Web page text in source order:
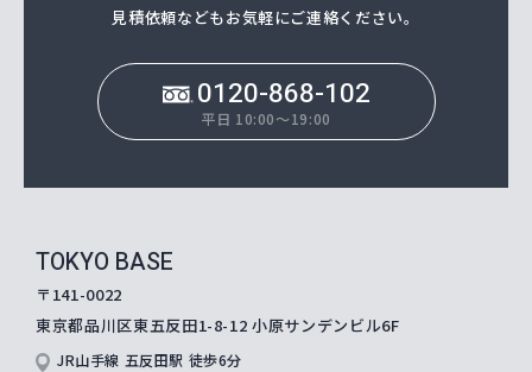
⾒積依頼などもお気軽にご連絡ください。
0120-868-102
平日 10:00～19:00
TOKYO BASE
〒141-0022
東京都品川区東五反田1-8-12小原サンデンビル6F
JR山手線 五反田駅 徒歩6分